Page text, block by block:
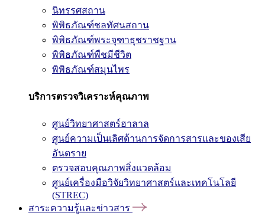
นิทรรศสถาน
พิพิธภัณฑ์ชลทัศนสถาน
พิพิธภัณฑ์พระจุฑาธุชราชฐาน
พิพิธภัณฑ์พืชมีชีวิต
พิพิธภัณฑ์สมุนไพร
บริการตรวจวิเคราะห์คุณภาพ
ศูนย์วิทยาศาสตร์ฮาลาล
ศูนย์ความเป็นเลิศด้านการจัดการสารและของเสีย
อันตราย
ตรวจสอบคุณภาพสิ่งแวดล้อม
ศูนย์เครื่องมือวิจัยวิทยาศาสตร์และเทคโนโลยี
(STREC)
สาระความรู้และข่าวสาร